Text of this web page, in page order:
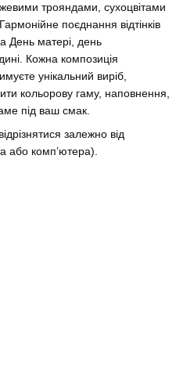
трояндами, сухоцвітами
поєднання відтінків
День матері, день
Кожна композиція
унікальний виріб,
кольорову гаму, наповнення,
під ваш смак.
залежно від
або комп’ютера).